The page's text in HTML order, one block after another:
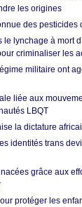
les origines
des pesticides
lynchage à mort
criminaliser les
militaire ont
liée aux
LBQT
la dictature
identités trans
grâce aux
protéger les